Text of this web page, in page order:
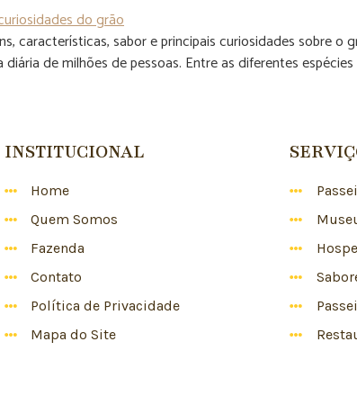
características, sabor e principais curiosidades sobre
de milhões de pessoas. Entre as diferentes
INSTITUCIONAL
Home
Quem Somos
Fazenda
Contato
Política de Privacidade
Mapa do Site